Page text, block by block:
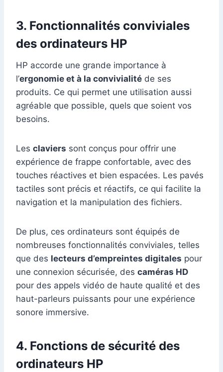
3. Fonctionnalités conviviales
des ordinateurs HP
HP accorde une grande importance à
l’ergonomie et à la convivialité de ses
produits. Ce qui permet une utilisation aussi
agréable que possible, quels que soient vos
besoins.
Les claviers sont conçus pour offrir une
expérience de frappe confortable, avec des
touches réactives et bien espacées. Les pavés
tactiles sont précis et réactifs, ce qui facilite la
navigation et la manipulation des fichiers.
De plus, ces ordinateurs sont équipés de
nombreuses fonctionnalités conviviales, telles
que des lecteurs d’empreintes digitales pour
une connexion sécurisée, des caméras HD
pour des appels vidéo de haute qualité et des
haut-parleurs puissants pour une expérience
sonore immersive.
4. Fonctions de sécurité des
ordinateurs HP